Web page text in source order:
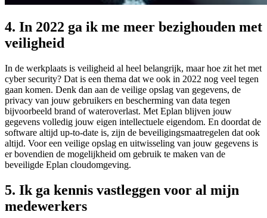
4. In 2022 ga ik me meer bezighouden met
veiligheid
In de werkplaats is veiligheid al heel belangrijk, maar hoe zit het met
cyber security? Dat is een thema dat we ook in 2022 nog veel tegen
gaan komen. Denk dan aan de veilige opslag van gegevens, de
privacy van jouw gebruikers en bescherming van data tegen
bijvoorbeeld brand of wateroverlast. Met Eplan blijven jouw
gegevens volledig jouw eigen intellectuele eigendom. En doordat de
software altijd up-to-date is, zijn de beveiligingsmaatregelen dat ook
altijd. Voor een veilige opslag en uitwisseling van jouw gegevens is
er bovendien de mogelijkheid om gebruik te maken van de
beveiligde Eplan cloudomgeving.
5. Ik ga kennis vastleggen voor al mijn
medewerkers